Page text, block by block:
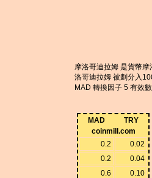
摩洛哥迪拉姆 是貨幣
洛哥迪拉姆 被劃分入
MAD 轉換因子 5 有效
MAD
TRY
coinmill.com
0.2
0.02
0.2
0.04
0.6
0.10